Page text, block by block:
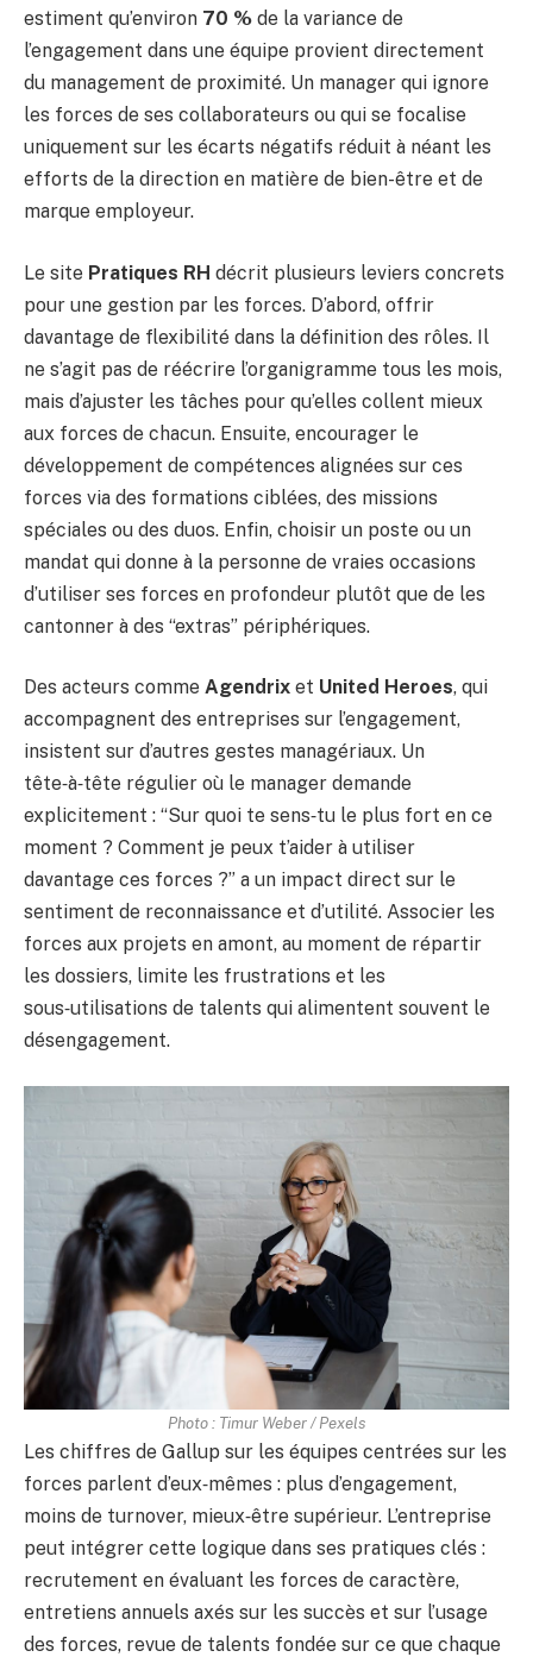
estiment qu’environ 70 % de la variance de
l’engagement dans une équipe provient directement
du management de proximité. Un manager qui ignore
les forces de ses collaborateurs ou qui se focalise
uniquement sur les écarts négatifs réduit à néant les
efforts de la direction en matière de bien-être et de
marque employeur.
Le site Pratiques RH décrit plusieurs leviers concrets
pour une gestion par les forces. D’abord, offrir
davantage de flexibilité dans la définition des rôles. Il
ne s’agit pas de réécrire l’organigramme tous les mois,
mais d’ajuster les tâches pour qu’elles collent mieux
aux forces de chacun. Ensuite, encourager le
développement de compétences alignées sur ces
forces via des formations ciblées, des missions
spéciales ou des duos. Enfin, choisir un poste ou un
mandat qui donne à la personne de vraies occasions
d’utiliser ses forces en profondeur plutôt que de les
cantonner à des “extras” périphériques.
Des acteurs comme Agendrix et United Heroes, qui
accompagnent des entreprises sur l’engagement,
insistent sur d’autres gestes managériaux. Un
tête‑à‑tête régulier où le manager demande
explicitement : “Sur quoi te sens‑tu le plus fort en ce
moment ? Comment je peux t’aider à utiliser
davantage ces forces ?” a un impact direct sur le
sentiment de reconnaissance et d’utilité. Associer les
forces aux projets en amont, au moment de répartir
les dossiers, limite les frustrations et les
sous‑utilisations de talents qui alimentent souvent le
désengagement.
Photo : Timur Weber / Pexels
Les chiffres de Gallup sur les équipes centrées sur les
forces parlent d’eux‑mêmes : plus d’engagement,
moins de turnover, mieux‑être supérieur. L’entreprise
peut intégrer cette logique dans ses pratiques clés :
recrutement en évaluant les forces de caractère,
entretiens annuels axés sur les succès et sur l’usage
des forces, revue de talents fondée sur ce que chaque